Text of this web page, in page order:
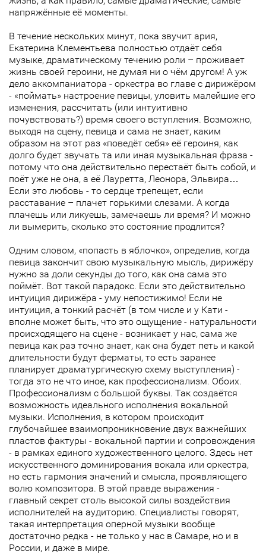
напряжённые её моменты.
В течение нескольких минут, пока звучит ария,
Екатерина Клементьева полностью отдаёт себя
музыке, драматическому течению роли – проживает
жизнь своей героини, не думая ни о чём другом! А уж
дело аккомпаниатора - оркестра во главе с дирижёром
- «поймать» настроение певицы, уловить малейшие его
изменения, рассчитать (или интуитивно
почувствовать?) время своего вступления. Возможно,
выходя на сцену, певица и сама не знает, каким
образом на этот раз «поведёт себя» её героиня, как
долго будет звучать та или иная музыкальная фраза -
потому что она действительно перестаёт быть собой, и
поёт уже не она, а её Лауретта, Леонора, Эльвира…
Если это любовь - то сердце трепещет, если
расставание – плачет горькими слезами. А когда
плачешь или ликуешь, замечаешь ли время? И можно
ли вымерить, сколько это состояние продлится?
Одним словом, «попасть в яблочко», определив, когда
певица закончит свою музыкальную мысль, дирижёру
нужно за доли секунды до того, как она сама это
поймёт. Вот такой парадокс. Если это действительно
интуиция дирижёра - уму непостижимо! Если не
интуиция, а тонкий расчёт (в том числе и у Кати -
вполне может быть, что это ощущение - натуральности
происходящего на сцене - возникает у нас, сама же
певица как раз точно знает, как она будет петь и какой
длительности будут ферматы, то есть заранее
планирует драматургическую схему выступления) -
тогда это не что иное, как профессионализм. Обоих.
Профессионализм с большой буквы. Так создаётся
возможность идеального исполнения вокальной
музыки. Исполнения, в котором происходит
глубочайшее взаимопроникновение двух важнейших
пластов фактуры - вокальной партии и сопровождения
- в рамках единого художественного целого. Здесь нет
искусственного доминирования вокала или оркестра,
но есть гармония значений и смысла, проявляющего
волю композитора. В этой правде выражения -
главный секрет столь высокой силы воздействия
исполнителей на аудиторию. Специалисты говорят,
такая интерпретация оперной музыки вообще
достаточно редка - не только у нас в Самаре, но и в
России, и даже в мире.